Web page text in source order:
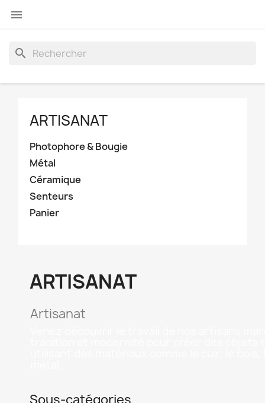

search
ARTISANAT
Photophore & Bougie
Métal
Céramique
Senteurs
Panier
ARTISANAT
Artisanat